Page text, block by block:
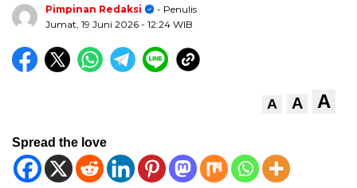
Pimpinan Redaksi
- Penulis
Jumat, 19 Juni 2026 - 12:24 WIB
A A A
Spread the love